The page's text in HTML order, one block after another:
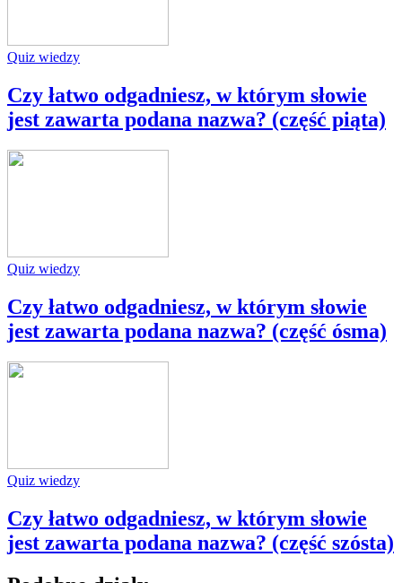
Quiz wiedzy
Czy łatwo odgadniesz, w którym słowie
jest zawarta podana nazwa? (część piąta)
Quiz wiedzy
Czy łatwo odgadniesz, w którym słowie
jest zawarta podana nazwa? (część ósma)
Quiz wiedzy
Czy łatwo odgadniesz, w którym słowie
jest zawarta podana nazwa? (część szósta)